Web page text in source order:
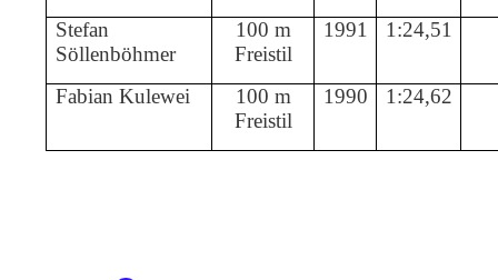
Stefan
Söllenböhmer
100 m
Freistil
1991 1:24,51
Fabian Kulewei
100 m
Freistil
1990 1:24,62